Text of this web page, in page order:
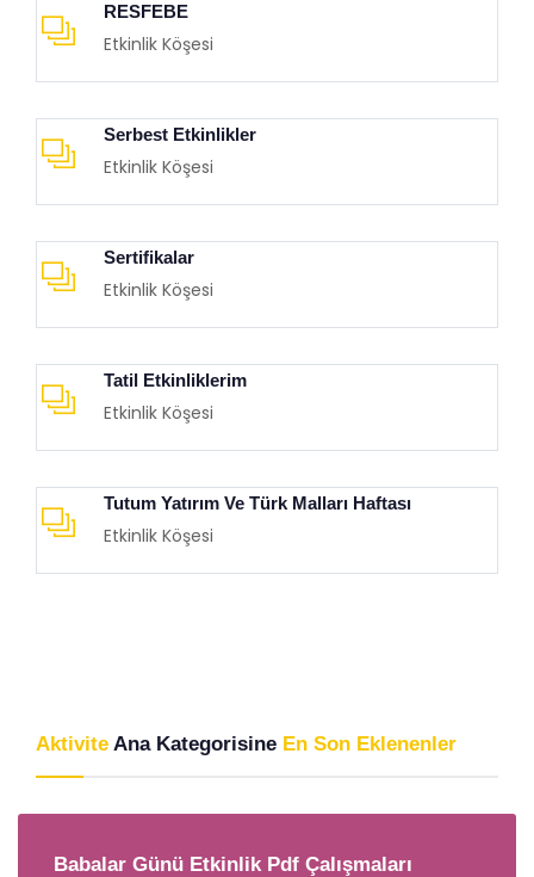
RESFEBE
Etkinlik Köşesi
Serbest Etkinlikler
Etkinlik Köşesi
Sertifikalar
Etkinlik Köşesi
Tatil Etkinliklerim
Etkinlik Köşesi
Tutum Yatırım Ve Türk Malları Haftası
Etkinlik Köşesi
Aktivite Ana Kategorisine En Son Eklenenler
Babalar Günü Etkinlik Pdf Çalışmaları